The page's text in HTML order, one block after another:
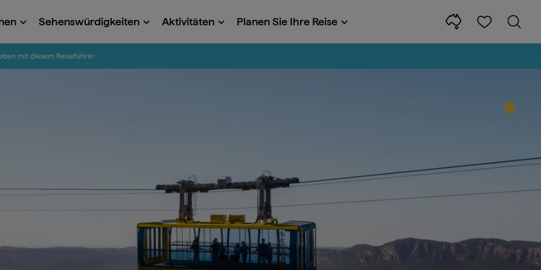
Sehenswürdigkeiten Aktivitäten Planen Sie Ihre Reise
mit diesem Reiseführer